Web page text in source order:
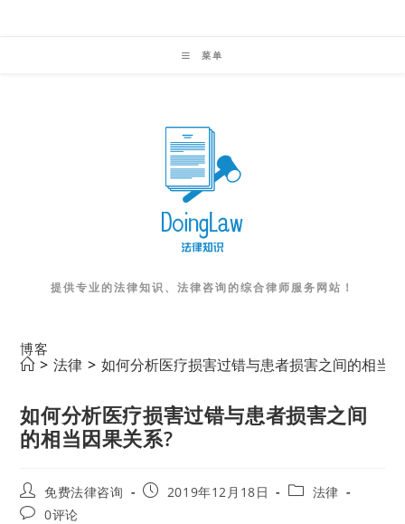
菜单
提供专业的法律知识、法律咨询的综合律师服务网站！
博客
> 法律 > 如何分析医疗损害过错与患者损害之间的相当
如何分析医疗损害过错与患者损害之间
的相当因果关系?
Post
author:
免费法律咨询
Post2019年12月18日
Post法律
Post0评论